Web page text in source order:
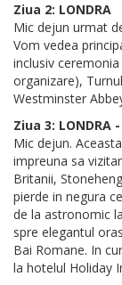
Ziua 2: LONDRA
Mic dejun urmat
Vom vedea
inclusiv
organizare),
Westminster
Ziua 3: LONDRA
Mic dejun.
impreuna sa
Britanii,
pierde in negura
de la astronomic
spre elegantul
Bai Romane. In
la hotelul Holiday